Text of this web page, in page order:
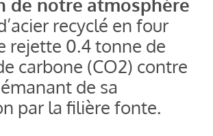
de notre atmosphère
recyclé en four
rejette 0.4 tonne de
carbone (CO2) contre
de sa
par la filière fonte.